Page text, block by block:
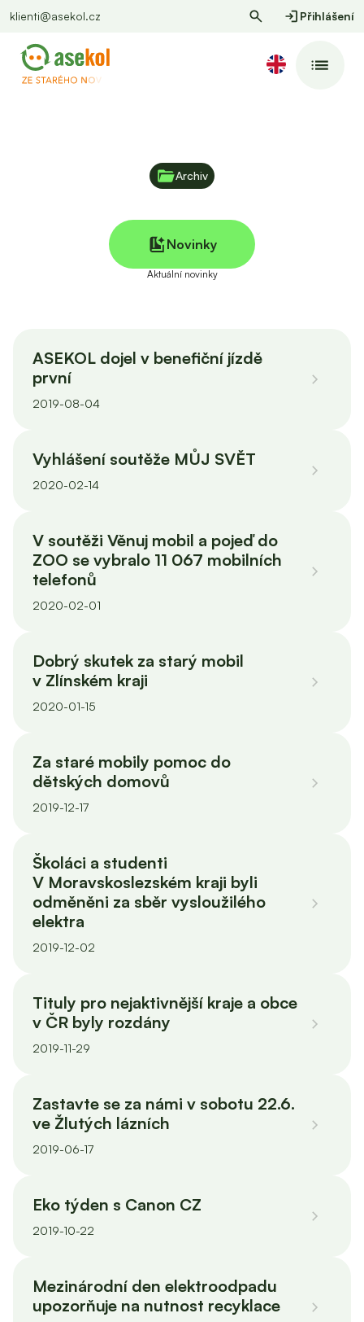
klienti@asekol.cz Přihlášení
Archiv
Novinky
Aktuální novinky
ASEKOL dojel v benefiční jízdě
první
2019-08-04
Vyhlášení soutěže MŮJ SVĚT
2020-02-14
V soutěži Věnuj mobil a pojeď do
ZOO se vybralo 11 067 mobilních
telefonů
2020-02-01
Dobrý skutek za starý mobil
v Zlínském kraji
2020-01-15
Za staré mobily pomoc do
dětských domovů
2019-12-17
Školáci a studenti
V Moravskoslezském kraji byli
odměněni za sběr vysloužilého
elektra
2019-12-02
Tituly pro nejaktivnější kraje a obce
v ČR byly rozdány
2019-11-29
Zastavte se za námi v sobotu 22.6.
ve Žlutých lázních
2019-06-17
Eko týden s Canon CZ
2019-10-22
Mezinárodní den elektroodpadu
upozorňuje na nutnost recyklace